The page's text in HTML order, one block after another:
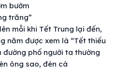
bướm
trăng”
mỗi khi Tết Trung lại đến,
năm được xem là “Tết thiếu
đường phố người ta thường
ông sao, đèn cá